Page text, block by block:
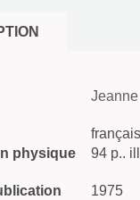
français
physique
94 p..
1975